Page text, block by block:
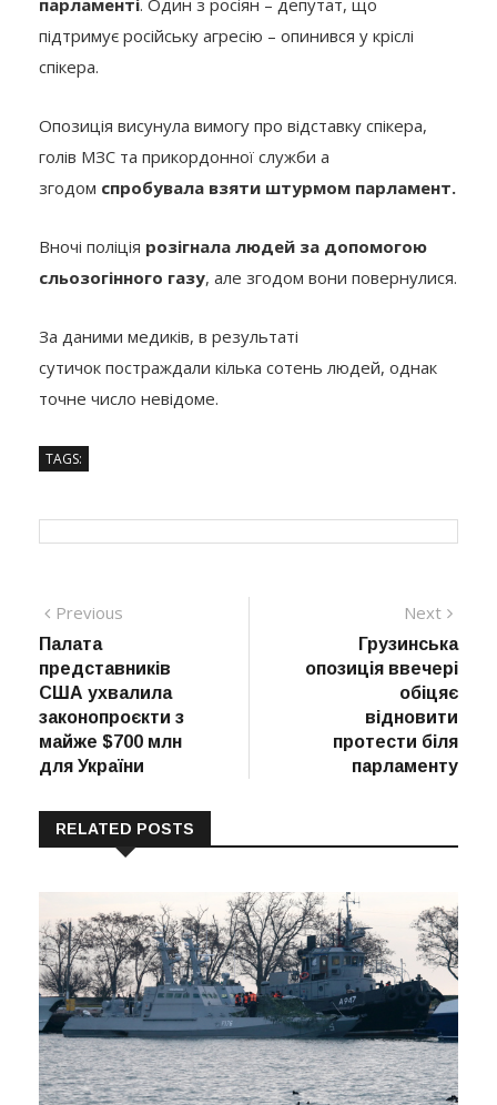
підтримує російську агресію – опинився у кріслі
спікера.
Опозиція висунула вимогу про відставку спікера,
голів МЗС та прикордонної служби а
згодом спробувала взяти штурмом парламент.
Вночі поліція розігнала людей за допомогою
сльозогінного газу, але згодом вони повернулися.
За даними медиків, в результаті
сутичок постраждали кілька сотень людей, однак
точне число невідоме.
TAGS:
Навігація
записів
Previous
Палата
представників
США ухвалила
законопроєкти з
майже $700 млн
для України
Next
post:
Грузинська
опозиція ввечері
обіцяє
відновити
протести біля
парламенту
RELATED POSTS